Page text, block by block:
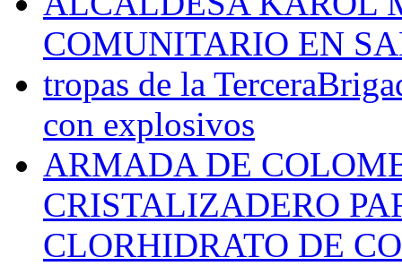
COMUNITARIO EN
tropas de la
con explosivos
ARMADA DE
CRISTALIZADERO
CLORHIDRATO DE